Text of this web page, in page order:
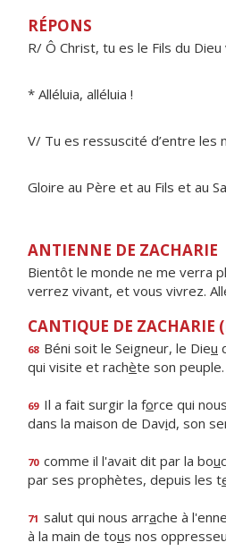
RÉPONS
R/ Ô Christ, tu es le Fils du Dieu
* Alléluia, alléluia !
V/ Tu es ressuscité d’entre les
Gloire au Père et au Fils et au
ANTIENNE DE ZACHARIE
Bientôt le monde ne me verra
verrez vivant, et vous vivrez.
CANTIQUE DE ZACHARIE
68 Béni soit le Seigneur, le Dieu
qui visite et rachète son peuple.
69 Il a fait surgir la force qui
dans la maison de David, son
70 comme il l'avait dit par la bou
par ses prophètes, depuis les t
71 salut qui nous arrache à
à la main de tous nos